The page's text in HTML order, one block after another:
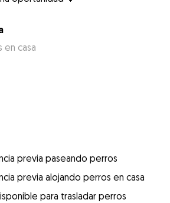
en casa
previa paseando perros
previa alojando perros en casa
para trasladar perros